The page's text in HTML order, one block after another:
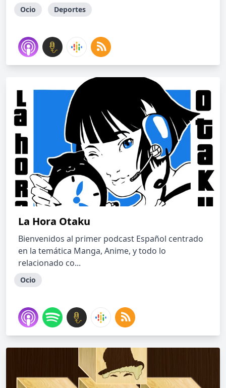
Ocio Deportes
La Hora Otaku
Bienvenidos al primer podcast Español centrado
en la temática Manga, Anime, y todo lo
relacionado co...
Ocio